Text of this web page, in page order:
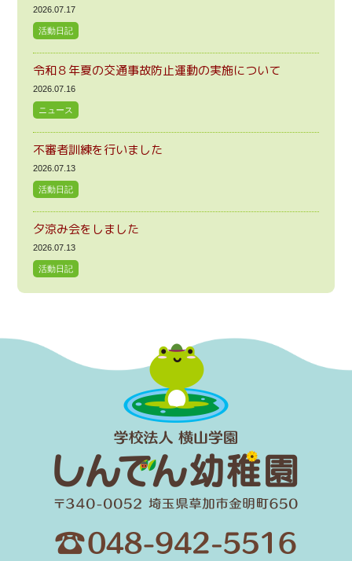
2026.07.17
活動日記
令和８年夏の交通事故防止運動の実施について
2026.07.16
ニュース
不審者訓練を行いました
2026.07.13
活動日記
夕涼み会をしました
2026.07.13
活動日記